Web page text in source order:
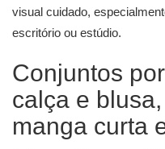
visual cuidado,
escritório ou estúdio.
Conjuntos
calça e
manga curta